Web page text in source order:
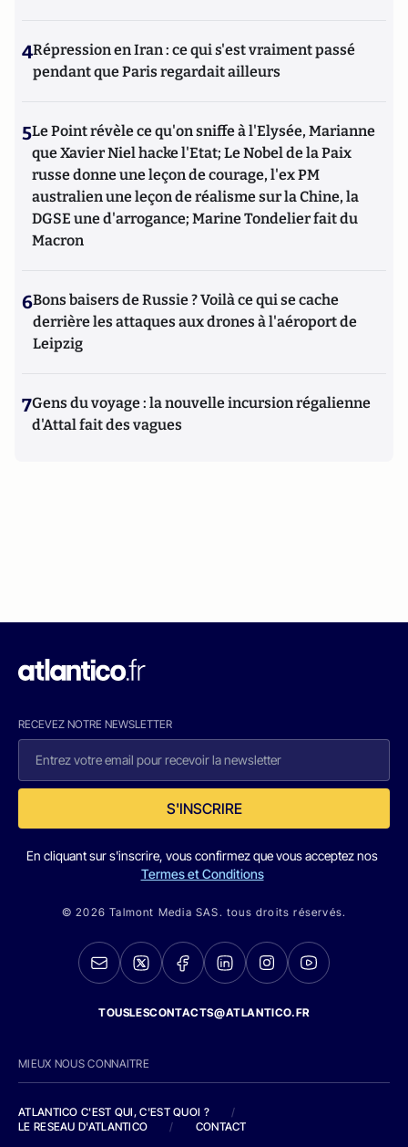
4Répression en Iran : ce qui s'est vraiment passé
pendant que Paris regardait ailleurs
5Le Point révèle ce qu'on sniffe à l'Elysée, Marianne
que Xavier Niel hacke l'Etat; Le Nobel de la Paix
russe donne une leçon de courage, l'ex PM
australien une leçon de réalisme sur la Chine, la
DGSE une d'arrogance; Marine Tondelier fait du
Macron
6Bons baisers de Russie ? Voilà ce qui se cache
derrière les attaques aux drones à l'aéroport de
Leipzig
7Gens du voyage : la nouvelle incursion régalienne
d'Attal fait des vagues
RECEVEZ NOTRE NEWSLETTER
S'INSCRIRE
En cliquant sur s'inscrire, vous confirmez que vous acceptez nos
Termes et Conditions
© 2026 Talmont Media SAS. tous droits réservés.
TOUSLESCONTACTS@ATLANTICO.FR
MIEUX NOUS CONNAITRE
ATLANTICO C'EST QUI, C'EST QUOI ?
/
LE RESEAU D'ATLANTICO
/ CONTACT